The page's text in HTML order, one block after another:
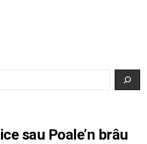
sau Poale’n brâu